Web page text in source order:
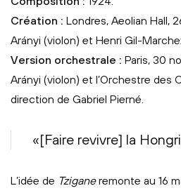
Création : Londres, Aeolian Hall,
Arányi (violon) et Henri Gil-
Version orchestrale : Paris, 30
Arányi (violon) et l’Orchestre des
direction de Gabriel Pierné.
«[Faire revivre] la
L’idée de Tziganeremonte au 16